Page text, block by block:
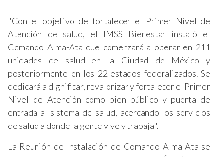
"Con el objetivo de fortalecer el Primer Nivel de
Atención de salud, el IMSS Bienestar instaló el
Comando Alma-Ata que comenzará a operar en 211
unidades de salud en la Ciudad de México y
posteriormente en los 22 estados federalizados. Se
dedicará a dignificar, revalorizar y fortalecer el Primer
Nivel de Atención como bien público y puerta de
entrada al sistema de salud, acercando los servicios
de salud a donde la gente vive y trabaja".
La Reunión de Instalación de Comando Alma-Ata se